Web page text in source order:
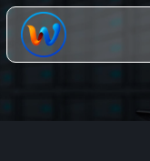
Chuyển
đến
dung